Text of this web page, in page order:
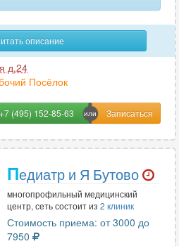
описание
д.24
Посёлок
+7 (495) 152-85-63
Педиатр и Я Бутово
многопрофильный медицинский
центр, сеть состоит из 2 клиник
Стоимость приема: от 3000 до
7950